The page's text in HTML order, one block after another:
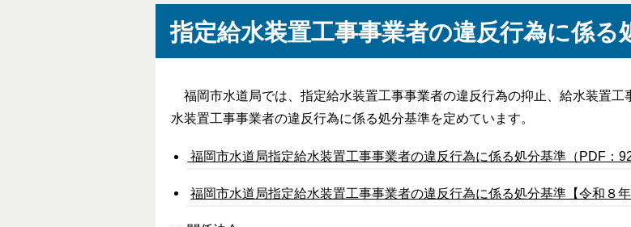
指定給水装置工事事業者の違反行為に係る
福岡市水道局では、指定給水装置工事事業者の違反行為の抑止、給水装置
水装置工事事業者の違反行為に係る処分基準を定めています。
福岡市水道局指定給水装置工事事業者の違反行為に係る処分基準（PDF：
福岡市水道局指定給水装置工事事業者の違反行為に係る処分基準【令和８